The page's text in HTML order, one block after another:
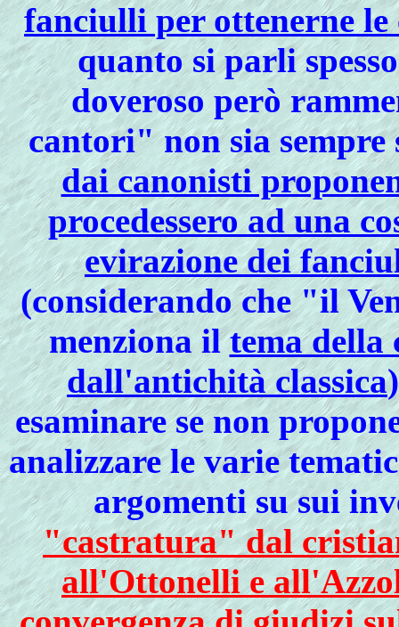
fanciulli per ottenerne
quanto si parli
doveroso però
cantori" non sia
dai canonisti
procedessero ad una
evirazione dei
(considerando che "il
menziona iltema della
dall'antichità classica
esaminare se non
analizzare le varie
argomenti su sui
"castratura" dal
all'Ottonelli e